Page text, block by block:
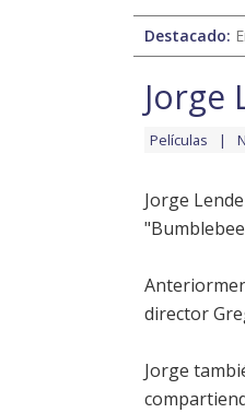
Destacado:
Jorge
Películas
Jorge
director
Jorge